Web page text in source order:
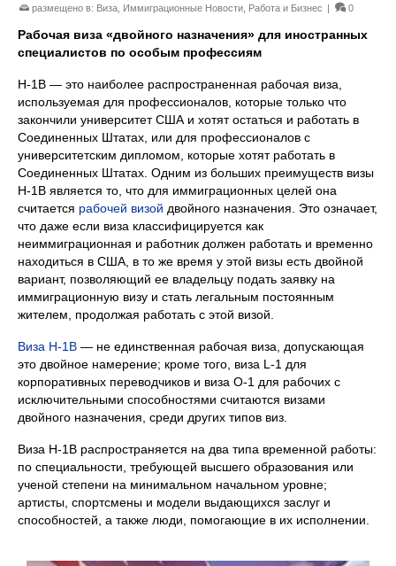
размещено в: Виза Иммиграционные Новости Работа и Бизнес | 0
Рабочая виза «двойного назначения» для иностранных
специалистов по особым профессиям
H-1B — это наиболее распространенная рабочая виза,
используемая для профессионалов, которые только что
закончили университет США и хотят остаться и работать в
Соединенных Штатах, или для профессионалов с
университетским дипломом, которые хотят работать в
Соединенных Штатах. Одним из больших преимуществ визы
H-1B является то, что для иммиграционных целей она
считается рабочей визой двойного назначения. Это означает,
что даже если виза классифицируется как
неиммиграционная и работник должен работать и временно
находиться в США, в то же время у этой визы есть двойной
вариант, позволяющий ее владельцу подать заявку на
иммиграционную визу и стать легальным постоянным
жителем, продолжая работать с этой визой.
Виза H-1B — не единственная рабочая виза, допускающая
это двойное намерение; кроме того, виза L-1 для
корпоративных переводчиков и виза O-1 для рабочих с
исключительными способностями считаются визами
двойного назначения, среди других типов виз.
Виза H-1B распространяется на два типа временной работы:
по специальности, требующей высшего образования или
ученой степени на минимальном начальном уровне;
артисты, спортсмены и модели выдающихся заслуг и
способностей, а также люди, помогающие в их исполнении.